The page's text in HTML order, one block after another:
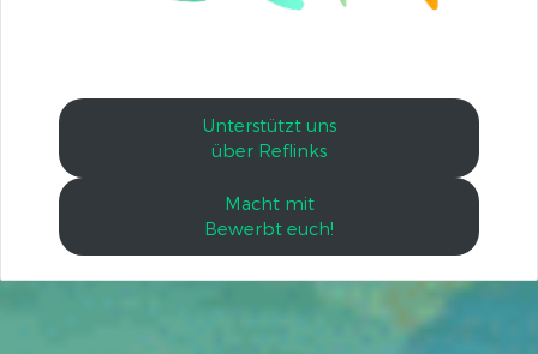
Unterstützt uns
über Reflinks
Macht mit
Bewerbt euch!